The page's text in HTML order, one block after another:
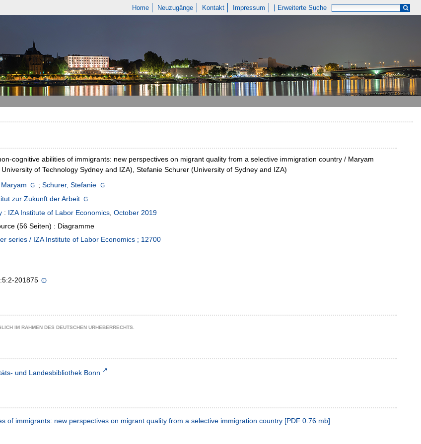
Home Neuzugänge Kontakt Impressum Erweiterte Suche
cognitive abilities of immigrants: new perspectives on migrant quality from a selective immigration country / Maryam
of Technology Sydney and IZA), Stefanie Schurer (University of Sydney and IZA)
; Schurer, Stefanie
zur Zukunft der Arbeit
: IZA Institute of Labor Economics, October 2019
(56 Seiten) : Diagramme
series / IZA Institute of Labor Economics ; 12700
201875
IM RAHMEN DES DEUTSCHEN URHEBERRECHTS.
und Landesbibliothek Bonn
of immigrants: new perspectives on migrant quality from a selective immigration country [PDF 0.76 mb]